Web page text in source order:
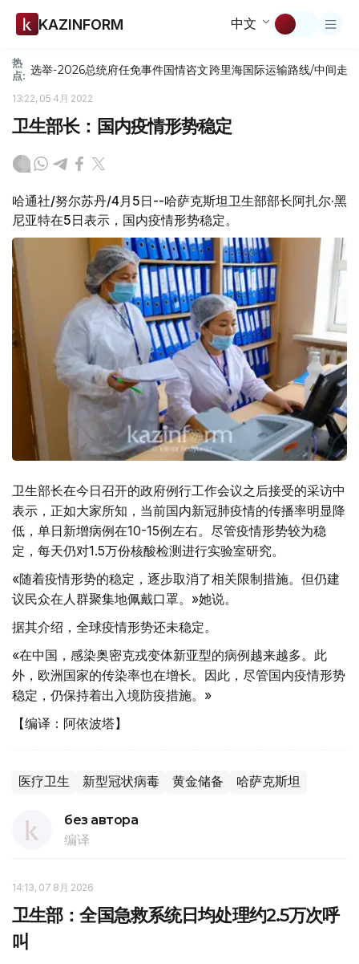
KAZINFORM 中文
热
点: 选举-2026总统府任免事件国情咨文跨里海国际运输路线/中间走廊
13:22, 05 4月 2022
卫生部长：国内疫情形势稳定
哈通社/努尔苏丹/4月5日--哈萨克斯坦卫生部部长阿扎尔·黑
尼亚特在5日表示，国内疫情形势稳定。
卫生部长在今日召开的政府例行工作会议之后接受的采访中
表示，正如大家所知，当前国内新冠肺疫情的传播率明显降
低，单日新增病例在10-15例左右。尽管疫情形势较为稳
定，每天仍对1.5万份核酸检测进行实验室研究。
«随着疫情形势的稳定，逐步取消了相关限制措施。但仍建
议民众在人群聚集地佩戴口罩。»她说。
据其介绍，全球疫情形势还未稳定。
«在中国，感染奥密克戎变体新亚型的病例越来越多。此
外，欧洲国家的传染率也在增长。因此，尽管国内疫情形势
稳定，仍保持着出入境防疫措施。»
【编译：阿依波塔】
医疗卫生 新型冠状病毒 黄金储备 哈萨克斯坦
без автора
编译
14:13, 07 8月 2026
卫生部：全国急救系统日均处理约2.5万次呼
叫